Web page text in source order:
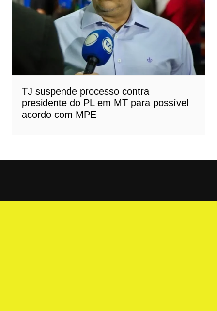
TJ suspende processo contra
presidente do PL em MT para possível
acordo com MPE